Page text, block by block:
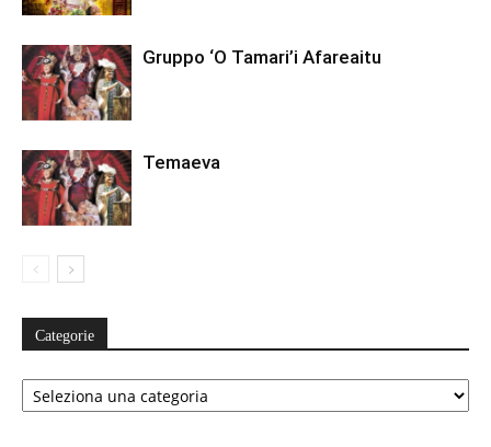
Gruppo ‘O Tamari’i Afareaitu
Temaeva
Categorie
Categorie